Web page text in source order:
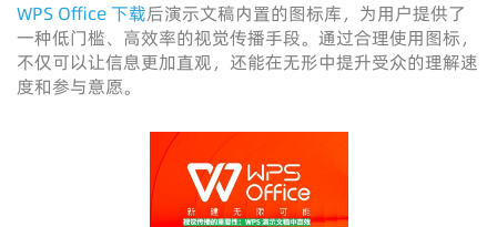
WPS Office 下载后演示文稿内置的图标库，为用户提供了
一种低门槛、高效率的视觉传播手段。通过合理使用图标，
不仅可以让信息更加直观，还能在无形中提升受众的理解速
度和参与意愿。